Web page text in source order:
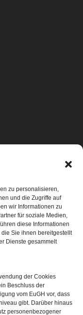
zu personalisieren,
und die Zugriffe auf
wir Informationen zu
für soziale Medien,
diese Informationen
Sie ihnen bereitgestellt
Dienste gesammelt
der Cookies
Beschluss der
vom EuGH vor, dass
gibt. Darüber hinaus
personenbezogener